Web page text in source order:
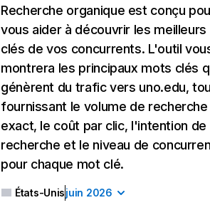
Recherche organique est conçu
vous aider à découvrir les
clés de vos concurrents. L'outil
montrera les principaux mots clés
génèrent du trafic vers uno.edu,
fournissant le volume de recherche
exact, le coût par clic, l'intention de
recherche et le niveau de
pour chaque mot clé.
États-Unisjuin 2026